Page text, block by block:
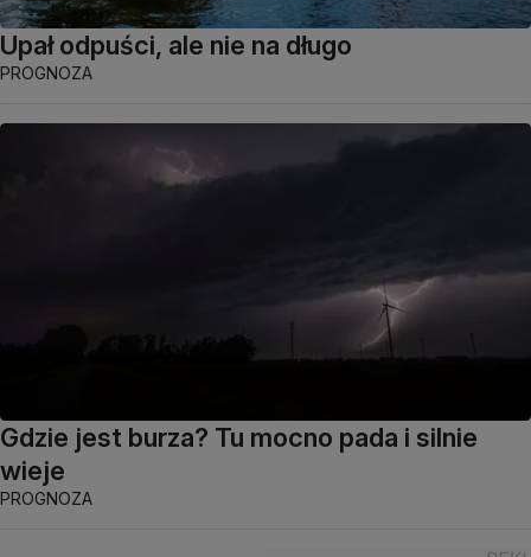
Upał odpuści, ale nie na długo
PROGNOZA
Gdzie jest burza? Tu mocno pada i silnie
wieje
PROGNOZA